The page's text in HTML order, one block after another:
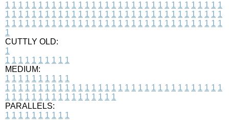
1 1 1 1 1 1 1 1 1 1 1 1 1 1 1 1 1 1 1 1 1 1 1 1 1 1 1 1 1 1 1 1 1
1 1 1 1 1 1 1 1 1 1 1 1 1 1 1 1 1 1 1 1 1 1 1 1 1 1 1 1 1 1 1 1 1
1 1 1 1 1 1 1 1 1 1 1 1 1 1 1 1 1 1 1 1 1 1 1 1 1 1 1 1 1 1 1 1 1
1
CUTTLY OLD:
1
1 1 1 1 1 1 1 1 1 1
MEDIUM:
1 1 1 1 1 1 1 1 1 1
1 1 1 1 1 1 1 1 1 1 1 1 1 1 1 1 1 1 1 1 1 1 1 1 1 1 1 1 1 1 1 1 1
1 1 1 1 1 1 1 1 1 1 1 1 1 1 1 1 1
PARALLELS:
1 1 1 1 1 1 1 1 1 1